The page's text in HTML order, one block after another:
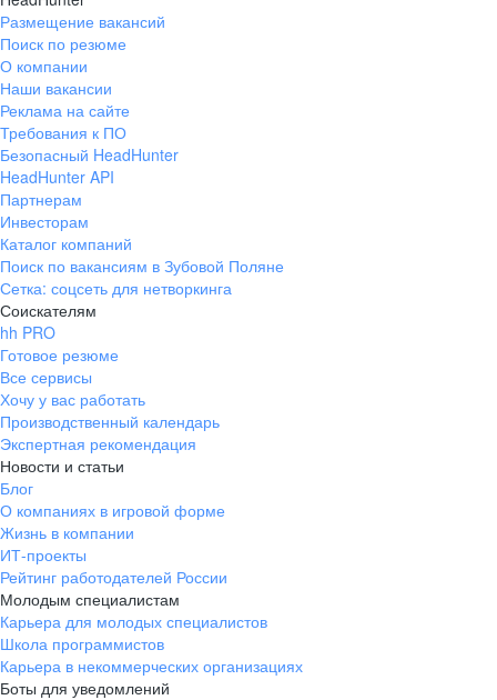
Размещение вакансий
Поиск по резюме
О компании
Наши вакансии
Реклама на сайте
Требования к ПО
Безопасный HeadHunter
HeadHunter API
Партнерам
Инвесторам
Каталог компаний
Поиск по вакансиям в Зубовой Поляне
Сетка: соцсеть для нетворкинга
Соискателям
hh PRO
Готовое резюме
Все сервисы
Хочу у вас работать
Производственный календарь
Экспертная рекомендация
Новости и статьи
Блог
О компаниях в игровой форме
Жизнь в компании
ИТ-проекты
Рейтинг работодателей России
Молодым специалистам
Карьера для молодых специалистов
Школа программистов
Карьера в некоммерческих организациях
Боты для уведомлений